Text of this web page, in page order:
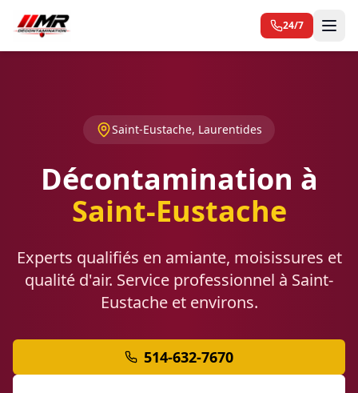
24/7
Saint-Eustache, Laurentides
Décontamination à
Saint-Eustache
Experts qualifiés en amiante, moisissures et
qualité d'air. Service professionnel à Saint-
Eustache et environs.
514-632-7670